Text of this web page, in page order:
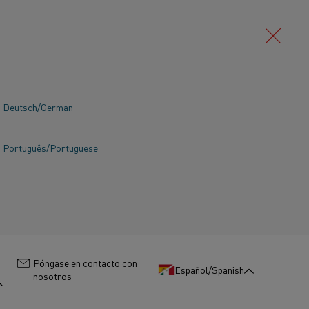
Deutsch/German
Português/Portuguese
:
Póngase en contacto con
nosotros
Español/Spanish